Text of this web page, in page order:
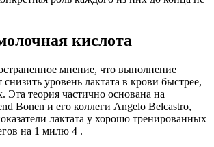
кислота
мнение, что выполнение
уровень лактата в крови быстрее,
Эта теория частично основана на
Bonen и его коллеги Angelo Belcastro,
лактата у хорошо тренированных
на 1 милю 4 .